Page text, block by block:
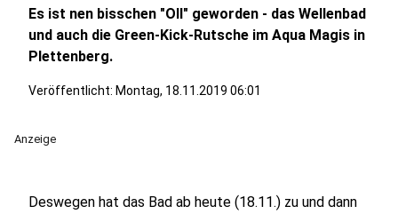
Es ist nen bisschen "Oll" geworden - das Wellenbad
und auch die Green-Kick-Rutsche im Aqua Magis in
Plettenberg.
Veröffentlicht: Montag, 18.11.2019 06:01
Anzeige
Deswegen hat das Bad ab heute (18.11.) zu und dann